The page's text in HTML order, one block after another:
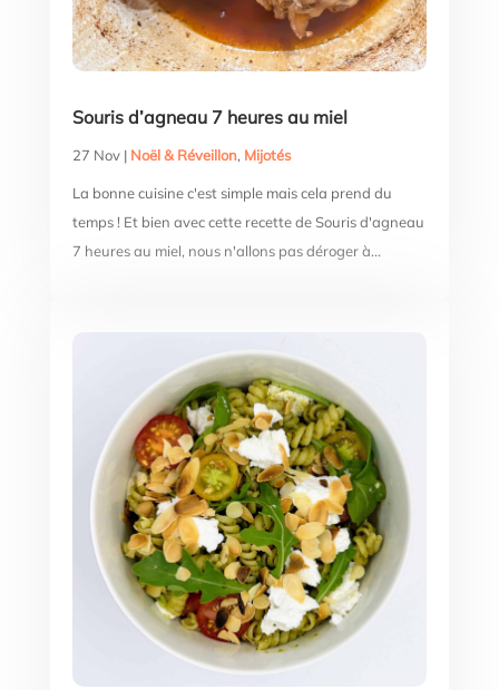
Souris d’agneau 7 heures au miel
27 Nov| Noël & Réveillon, Mijotés
La bonne cuisine c'est simple mais cela prend du
temps ! Et bien avec cette recette de Souris d'agneau
7 heures au miel, nous n'allons pas déroger à...